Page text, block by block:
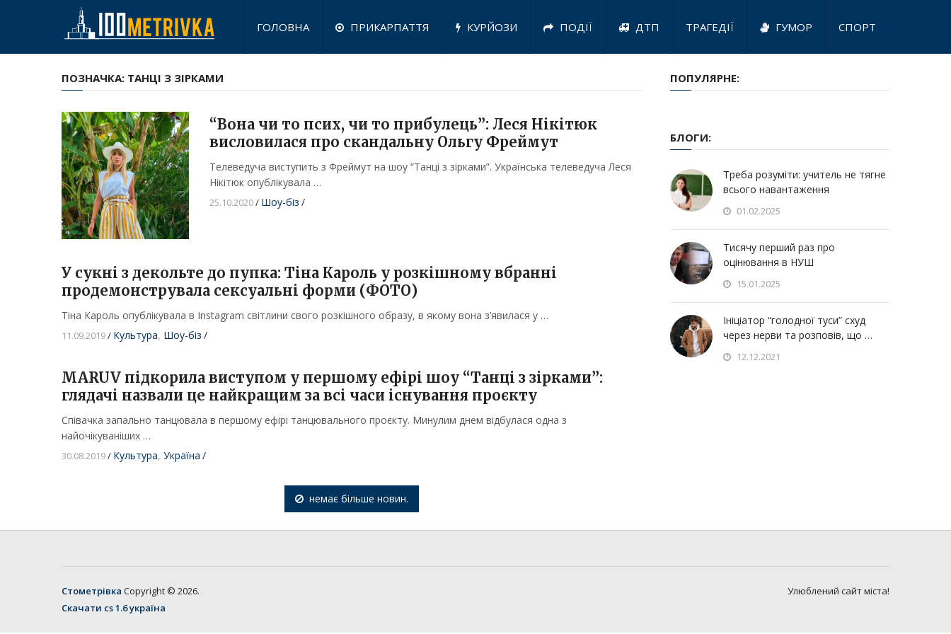
ГОЛОВНА ПРИКАРПАТТЯ КУРЙОЗИ ПОДІЇ ДТП ТРАГЕДІЇ ГУМОР СПОРТ
ПОЗНАЧКА: ТАНЦІ З ЗІРКАМИ
“Вона чи то псих, чи то прибулець”: Леся Нікітюк
висловилася про скандальну Ольгу Фреймут
Телеведуча виступить з Фреймут на шоу “Танці з зірками”. Українська телеведуча Леся
Нікітюк опублікувала …
25.10.2020/ Шоу-біз /
У сукні з декольте до пупка: Тіна Кароль у розкішному вбранні
продемонструвала сексуальні форми (ФОТО)
Тіна Кароль опублікувала в Instagram світлини свого розкішного образу, в якому вона з’явилася у …
11.09.2019/ Культура, Шоу-біз /
MARUV підкорила виступом у першому ефірі шоу “Танці з зірками”:
глядачі назвали це найкращим за всі часи існування проєкту
Співачка запально танцювала в першому ефірі танцювального проєкту. Минулим днем відбулася одна з
найочікуваніших …
30.08.2019/ Культура, Україна /
немає більше новин.
ПОПУЛЯРНЕ:
БЛОГИ:
Треба розуміти: учитель не тягне
всього навантаження
01.02.2025
Тисячу перший раз про
оцінювання в НУШ
15.01.2025
Ініціатор “голодної туси” схуд
через нерви та розповів, що …
12.12.2021
Стометрівка Copyright © 2026.
Улюблений сайт міста!
Скачати cs 1.6 україна